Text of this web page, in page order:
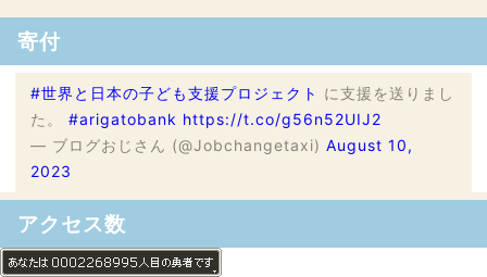
寄付
#世界と日本の子ども支援プロジェクト に支援を送りまし
た。 #arigatobank https://t.co/g56n52UIJ2
— ブログおじさん (@Jobchangetaxi) August 10,
2023
アクセス数